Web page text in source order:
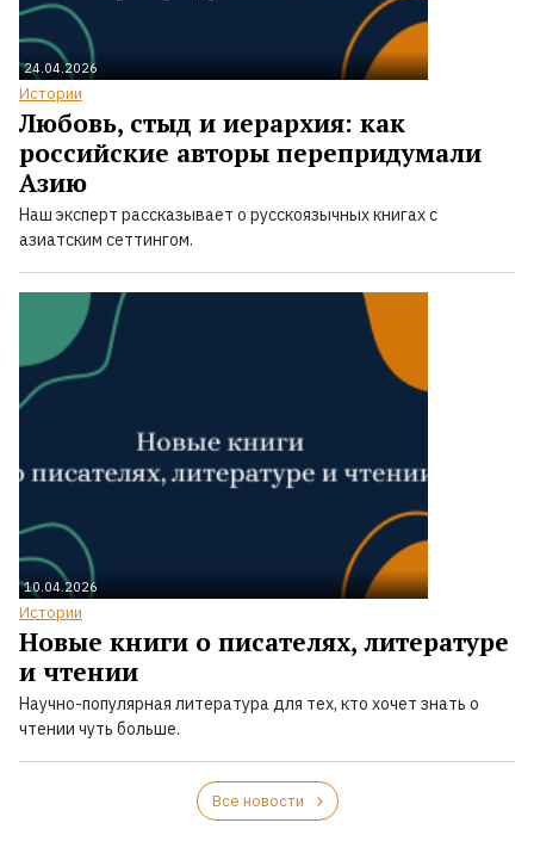
24.04.2026
Истории
Любовь, стыд и иерархия: как
российские авторы перепридумали
Азию
Наш эксперт рассказывает о русскоязычных книгах с
азиатским сеттингом.
10.04.2026
Истории
Новые книги о писателях, литературе
и чтении
Научно-популярная литература для тех, кто хочет знать о
чтении чуть больше.
Все новости